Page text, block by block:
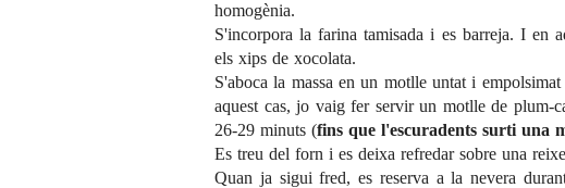
homogènia.
S'incorpora la farina tamisada i es barreja. I en
els xips de xocolata.
S'aboca la massa en un motlle untat i
aquest cas, jo vaig fer servir un motlle de plum-
26-29 minuts (fins que l'escuradents surti una
Es treu del forn i es deixa refredar sobre una
Quan ja sigui fred, es reserva a la nevera